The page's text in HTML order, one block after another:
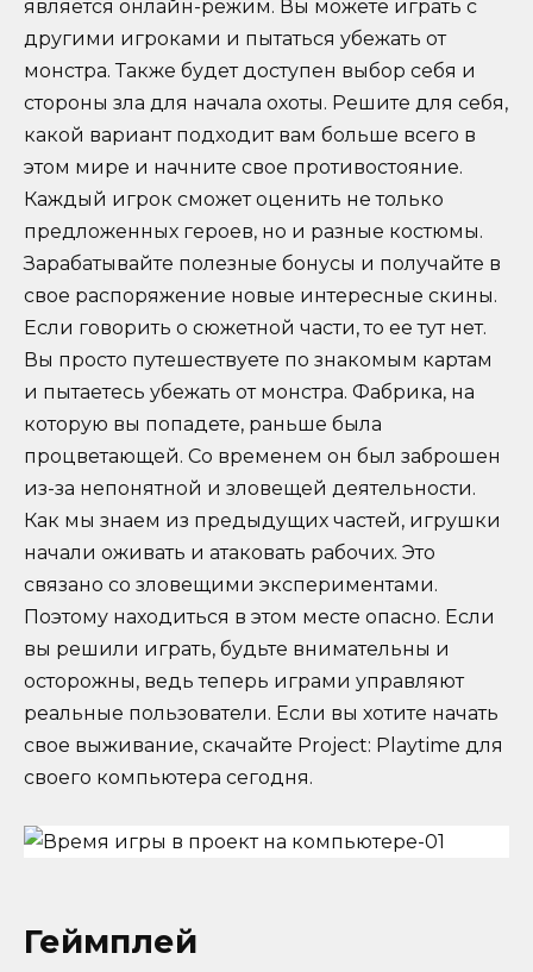
является онлайн-режим. Вы можете играть с
другими игроками и пытаться убежать от
монстра. Также будет доступен выбор себя и
стороны зла для начала охоты. Решите для себя,
какой вариант подходит вам больше всего в
этом мире и начните свое противостояние.
Каждый игрок сможет оценить не только
предложенных героев, но и разные костюмы.
Зарабатывайте полезные бонусы и получайте в
свое распоряжение новые интересные скины.
Если говорить о сюжетной части, то ее тут нет.
Вы просто путешествуете по знакомым картам
и пытаетесь убежать от монстра. Фабрика, на
которую вы попадете, раньше была
процветающей. Со временем он был заброшен
из-за непонятной и зловещей деятельности.
Как мы знаем из предыдущих частей, игрушки
начали оживать и атаковать рабочих. Это
связано со зловещими экспериментами.
Поэтому находиться в этом месте опасно. Если
вы решили играть, будьте внимательны и
осторожны, ведь теперь играми управляют
реальные пользователи. Если вы хотите начать
свое выживание, скачайте Project: Playtime для
своего компьютера сегодня.
Геймплей